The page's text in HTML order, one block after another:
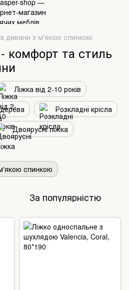
дивани з м'якою спинкою
комфорт та стиль
Ліжка від 2-10 років
Розкладні крісла
Двоярусні ліжка
спинкою
За популярністю